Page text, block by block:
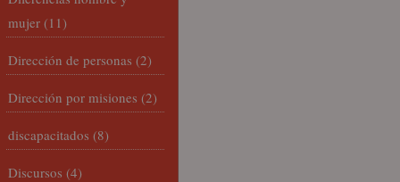
mujer (11)
Dirección de personas (2)
Dirección por misiones (2)
discapacitados (8)
Discursos (4)